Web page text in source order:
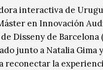
interactiva de
en Innovación
Disseny de Barcelona
junto a Natalia Gima
la